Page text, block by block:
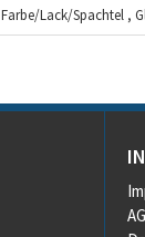
Farbe/Lack/Spachtel ,